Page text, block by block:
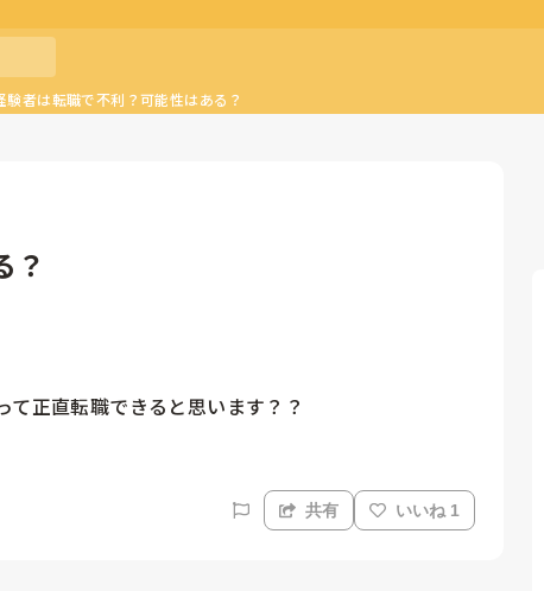
験者は転職で不利？可能性はある？
？
正直転職できると思います？？
共有 いいね 1